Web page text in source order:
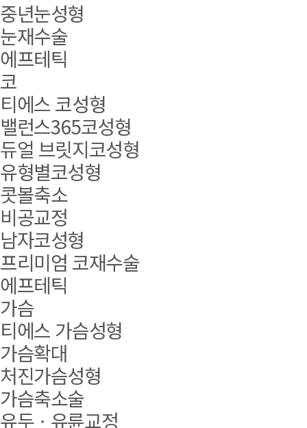
중년눈성형
눈재수술
에프테틱
코
티에스 코성형
밸런스365코성형
듀얼 브릿지코성형
유형별코성형
콧볼축소
비공교정
남자코성형
프리미엄 코재수술
에프테틱
가슴
티에스 가슴성형
가슴확대
처진가슴성형
가슴축소술
유두ㆍ유륜교정